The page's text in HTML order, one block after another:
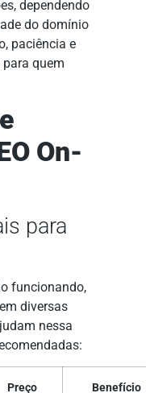
dependendo
do domínio
paciência e
quem
On-
para
funcionando,
diversas
nessa
Preço
Benefício